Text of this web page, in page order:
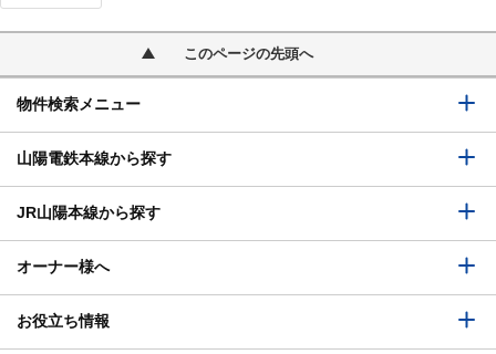
このページの先頭へ
物件検索メニュー
山陽電鉄本線から探す
JR山陽本線から探す
オーナー様へ
お役立ち情報